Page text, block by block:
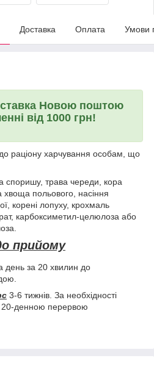
Доставка Оплата Умови
Новою поштою
від 1000 грн!
раціону харчування особам, що
споришу, трава череди, кора
польового, насіння
корені лопуху, крохмаль
карбоксиметил-целюлоза або
прийому
день за 20 хвилин до
3-6 тижнів. За необхідності
20-денною перервою